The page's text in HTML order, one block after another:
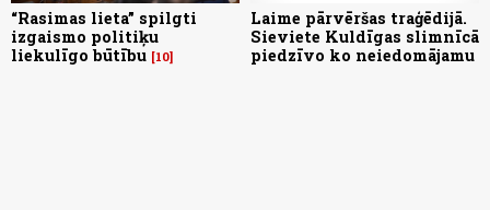
“Rasimas lieta” spilgti
izgaismo politiķu
liekulīgo būtību 10
Laime pārvēršas traģēdijā.
Sieviete Kuldīgas slimnīcā
piedzīvo ko neiedomājamu